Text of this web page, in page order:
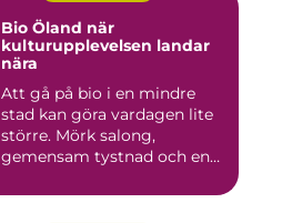
Bio Öland när
kulturupplevelsen landar
nära
Att gå på bio i en mindre
stad kan göra vardagen lite
större. Mörk salong,
gemensam tystnad och en